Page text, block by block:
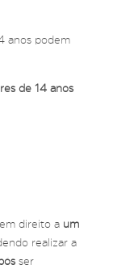
anos podem
de 14 anos
direito a um
realizar a
ser